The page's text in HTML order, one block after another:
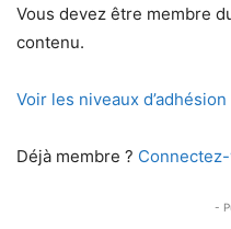
Vous devez être membre
contenu.
Voir les niveaux d’adhésion
Déjà membre ?
-